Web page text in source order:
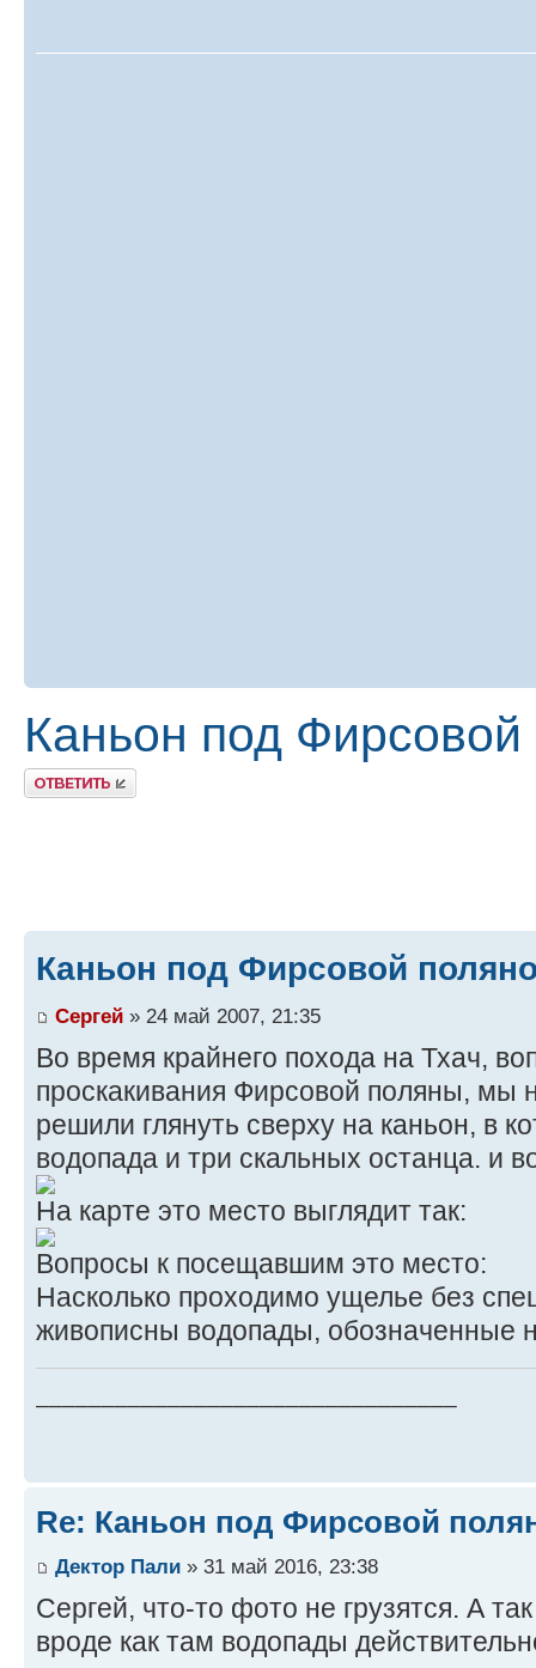
Каньон под Фирсовой
Ответить
Каньон под Фирсовой
Сергей » 24 май 2007, 21:35
Во время крайнего похода на Тхач,
проскакивания Фирсовой поляны, мы
решили глянуть сверху на каньон, в
водопада и три скальных останца. и
На карте это место выглядит так:
Вопросы к посещавшим это место:
Насколько проходимо ущелье без
живописны водопады, обозначенные
Re: Каньон под Фирсовой
Дектор Пали » 31 май 2016, 23:38
Сергей, что-то фото не грузятся. А
вроде как там водопады